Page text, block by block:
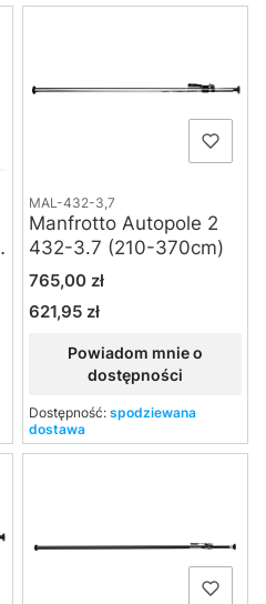
MAL-432-3,7
Manfrotto Autopole 2
432-3.7 (210-370cm)
Cena
765,00 zł
Cena
621,95 zł
Powiadom mnie o
dostępności
Dostępność: spodziewana
dostawa